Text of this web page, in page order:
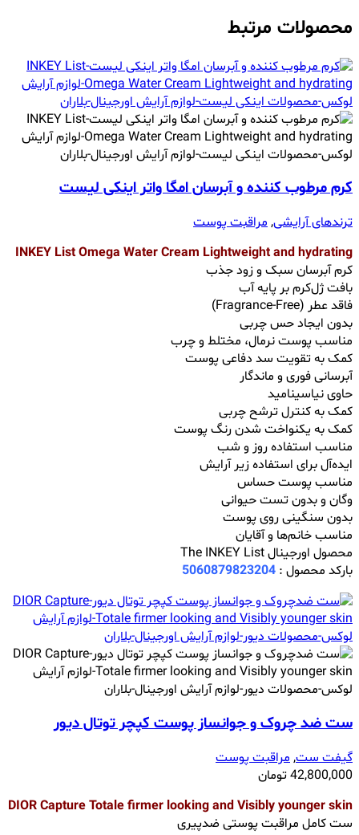
محصولات مرتبط
کرم مرطوب ‌کننده و آبرسان امگا واتر اینکی لیست
ترندهای آرایشی,مراقبت پوست
INKEY List Omega Water Cream Lightweight and hydrating
کرم آبرسان سبک و زود جذب
بافت ژل‌کرم بر پایه آب
فاقد عطر (Fragrance-Free)
بدون ایجاد حس چربی
مناسب پوست نرمال، مختلط و چرب
کمک به تقویت سد دفاعی پوست
آبرسانی فوری و ماندگار
حاوی نیاسینامید
کمک به کنترل ترشح چربی
کمک به یکنواخت شدن رنگ پوست
مناسب استفاده روز و شب
ایده‌آل برای استفاده زیر آرایش
مناسب پوست حساس
وگان و بدون تست حیوانی
بدون سنگینی روی پوست
مناسب خانم‌ها و آقایان
محصول اورجینال The INKEY List
بارکد محصول : 5060879823204
ست ضد چروک و جوانساز پوست کپچر توتال دیور
گیفت ست,مراقبت پوست
42,800,000تومان
DIOR Capture Totale firmer looking and Visibly younger skin
ست کامل مراقبت پوستی ضدپیری